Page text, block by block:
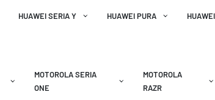
HUAWEI SERIA Y HUAWEI PURA
MOTOROLA SERIA
ONE
MOTOROLA
RAZR